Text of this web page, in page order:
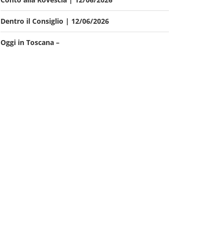
Dentro il Consiglio | 12/06/2026
Oggi in Toscana –